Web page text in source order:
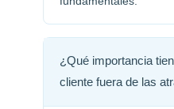
¿Qué importancia
cliente fuera de las